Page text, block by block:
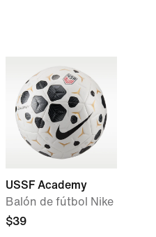
USSF Academy
Balón de fútbol Nike
$39